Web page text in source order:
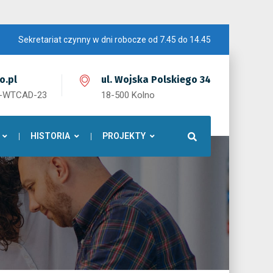
Sekretariat czynny w dni robocze od 7.45 do 14.45
23
ul. Wojska Polskiego 34
18-500 Kolno
HISTORIA PROJEKTY